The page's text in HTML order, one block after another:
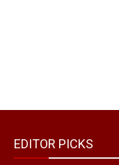
EDITOR PICKS